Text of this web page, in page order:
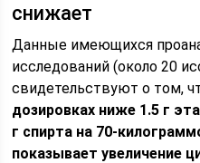
снижает
Данные имеющихся
исследований (около 20
свидетельствуют о том,
дозировках ниже 1.5 г
г спирта на 70-
показывает увеличение